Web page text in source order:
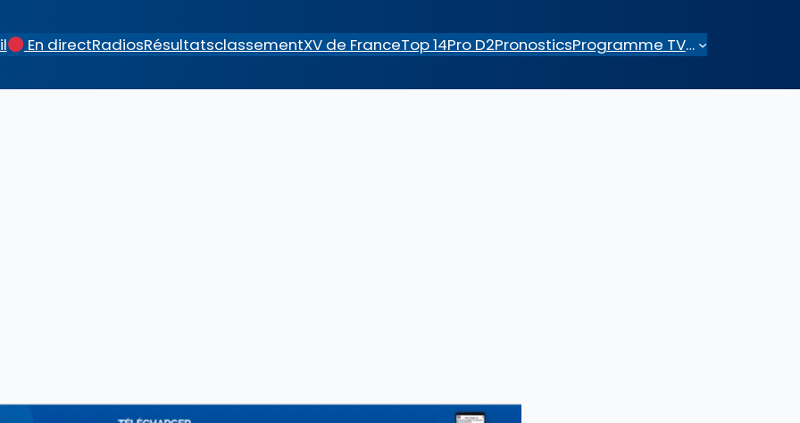
En directRadiosRésultatsclassementXV de FranceTop 14Pro D2PronosticsProgramme TV…